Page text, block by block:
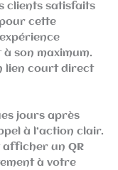
clients satisfaits
cette
à son maximum.
lien court direct
jours après
à l’action clair.
afficher un QR
à votre